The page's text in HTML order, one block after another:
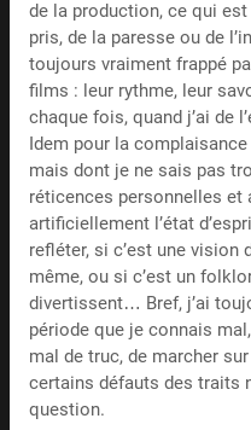
de la production, ce qui
pris, de la paresse ou de
toujours vraiment frappé
films : leur rythme, leur
chaque fois, quand j’ai de
Idem pour la
mais dont je ne sais pas
réticences personnelles et
artificiellement l’état
refléter, si c’est une vision
même, ou si c’est un
divertissent… Bref, j’ai
période que je connais
mal de truc, de marcher
certains défauts des traits
question.